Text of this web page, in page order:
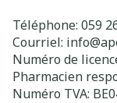
Téléphone: 059
Courriel: info@
Numéro de
Pharmacien
Numéro TVA: